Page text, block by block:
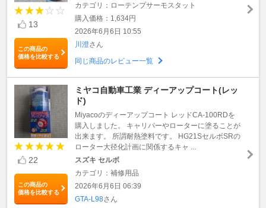
13
この商品の
価格を比較する
カテゴリ：ローテンプサーモスタット
購入価格：1,634円
2026年6月6日 10:55
川澄さん
同じ商品のレビュー一覧
22
この商品の
価格を比較する
ミヤコ自動車工業 ディーアップコート(レッ
ド)
Miyacoのディーアップコート レッドCA-100RDを
購入しました。 キャリパーやローターに塗ることが
出来ます。 所謂耐熱塗料です。 HG21SセルボSRの
ローター大径化計画に関係するキャ ...
スズキ セルボ
カテゴリ：補修用品
2026年6月6日 06:39
GTA-L98さん